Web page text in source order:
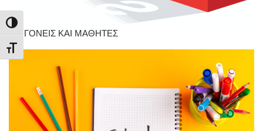
Εναλλαγή Υψηλής Αντίθεσης
Εναλλαγή Μεγέθους Γραμμάτων
ΓΙΑ ΓΟΝΕΙΣ ΚΑΙ ΜΑΘΗΤΕΣ